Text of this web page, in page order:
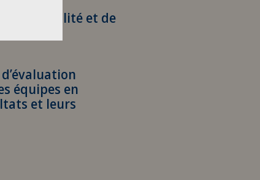
de qualité et de
équipes en
et leurs